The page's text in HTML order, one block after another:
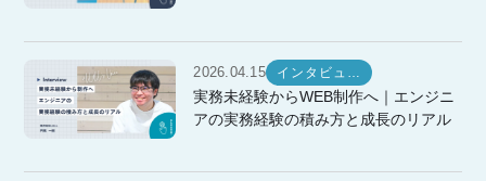
2026.04.15 インタビュ…
実務未経験からWEB制作へ｜エンジニ
アの実務経験の積み方と成長のリアル